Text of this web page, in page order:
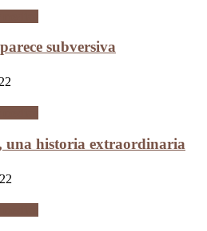
subversiva
una historia extraordinaria